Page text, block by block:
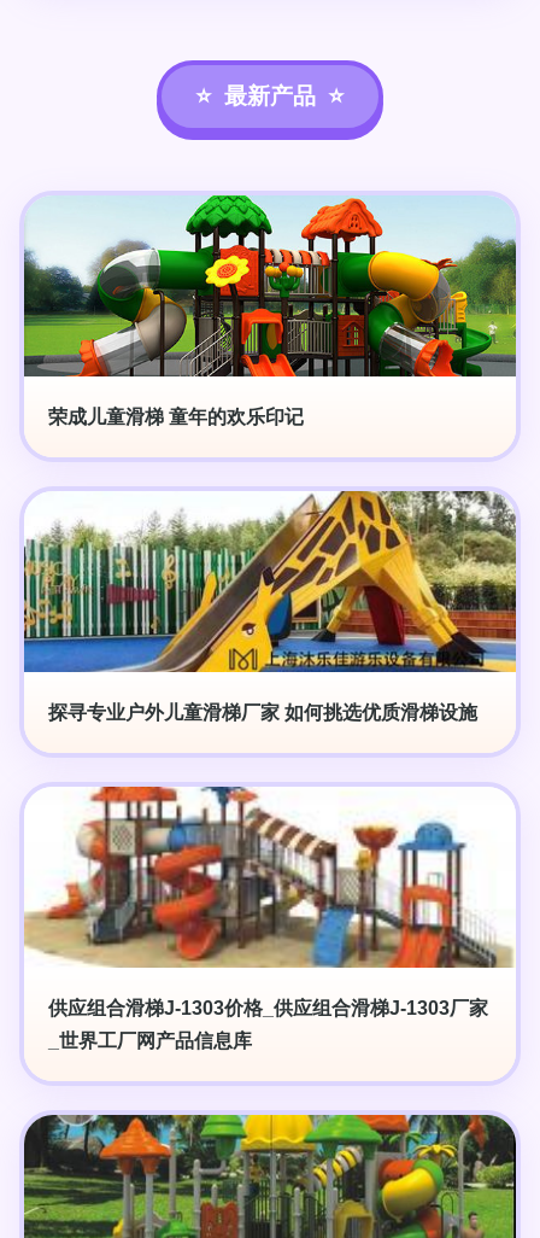
最新产品
荣成儿童滑梯 童年的欢乐印记
探寻专业户外儿童滑梯厂家 如何挑选优质滑梯设施
供应组合滑梯J-1303价格_供应组合滑梯J-1303厂家
_世界工厂网产品信息库